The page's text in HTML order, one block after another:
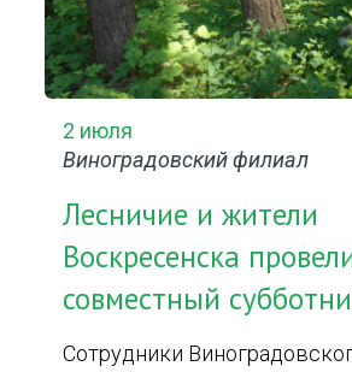
2 июля
Виноградовский филиал
Лесничие и жители
Воскресенска
совместный
Сотрудники